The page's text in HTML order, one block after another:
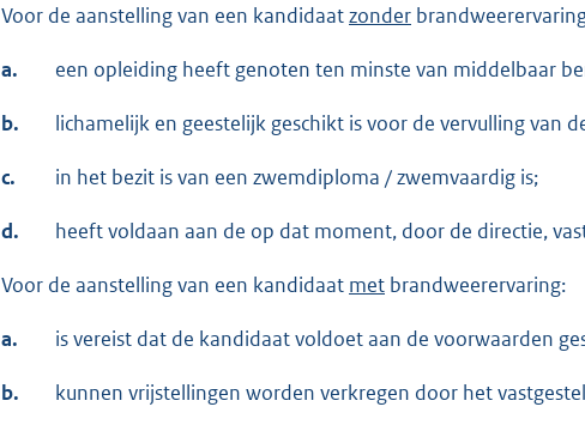
Voor de aanstelling van een kandidaatzonder
a. een opleiding heeft genoten ten minste van middelbaar
b. lichamelijk en geestelijk geschikt is voor de vervulling van
c. in het bezit is van een zwemdiploma / zwemvaardig is;
d. heeft voldaan aan de op dat moment, door de directie,
Voor de aanstelling van een kandidaat met brandweerervaring:
a. is vereist dat de kandidaat voldoet aan de voorwaarden
b. kunnen vrijstellingen worden verkregen door het